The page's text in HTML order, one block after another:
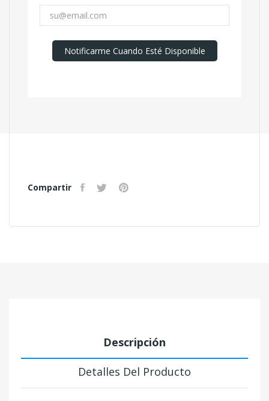
Notificarme Cuando Esté Disponible
Compartir
Descripción
Detalles Del Producto